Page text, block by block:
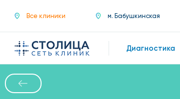
Все клиники м. Бабушкинская
Диагностика